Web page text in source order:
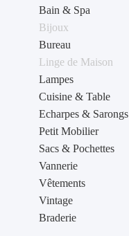
Bain & Spa
Bijoux
Bureau
Linge de Maison
Lampes
Cuisine & Table
Echarpes & Sarongs
Petit Mobilier
Sacs & Pochettes
Vannerie
Vêtements
Vintage
Braderie